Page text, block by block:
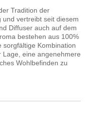
Tradition der
vertreibt seit diesem
Diffuser auch auf dem
bestehen aus 100%
sorgfältige Kombination
eine angenehmere
Wohlbefinden zu